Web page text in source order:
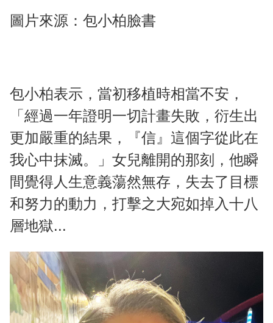
圖片來源：包小柏臉書
包小柏表示，當初移植時相當不安，
「經過一年證明一切計畫失敗，衍生出
更加嚴重的結果，『信』這個字從此在
我心中抹滅。」女兒離開的那刻，他瞬
間覺得人生意義蕩然無存，失去了目標
和努力的動力，打擊之大宛如掉入十八
層地獄...